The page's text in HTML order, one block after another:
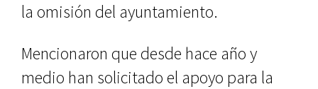
la omisión del ayuntamiento.
Mencionaron que desde hace año y
medio han solicitado el apoyo para la